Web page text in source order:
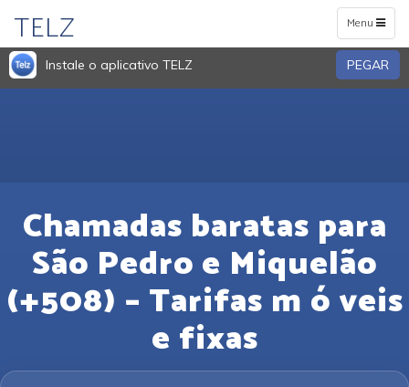
Toggle
navigation
Menu
TELZ
Instale o aplicativo TELZ PEGAR
Chamadas baratas para
São Pedro e Miquelão
(+508) – Tarifas m ó veis
e fixas